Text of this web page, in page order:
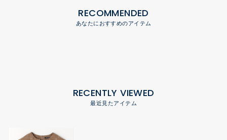
RECOMMENDED
あなたにおすすめのアイテム
RECENTLY VIEWED
最近見たアイテム